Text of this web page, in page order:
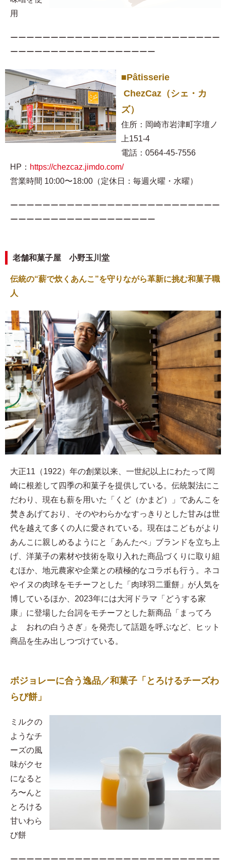
用​
ーーーーーーーーーーーーーーーーーーーーーーーーーー
ーーーーーーーーーーーーーーーーーー
■Pâtisserie
ChezCaz（シェ・カ
ズ）
住所：岡崎市岩津町字壇ノ
上151-4
電話：0564-45-7556
HP： https://chezcaz.jimdo.com/
営業時間 10:00〜18:00（定休日：毎週火曜・水曜）
ーーーーーーーーーーーーーーーーーーーーーーーーーー
ーーーーーーーーーーーーーーーーーー
老舗和菓子屋 小野玉川堂
伝統の“薪で炊くあんこ”を守りながら革新に挑む和菓子職
人
大正11（1922）年の創業以来、一世紀以上にわたって岡
崎に根差して四季の和菓子を提供している。伝統製法にこ
だわり、現在も薪を用いた「くど（かまど）」であんこを
焚きあげており、そのやわらかなすっきりとした甘みは世
代を越えて多くの人に愛されている。現在はこどもがより
あんこに親しめるようにと「あんたべ」ブランドを立ち上
げ、洋菓子の素材や技術を取り入れた商品づくりに取り組
むほか、地元農家や企業との積極的なコラボも行う。ネコ
やイヌの肉球をモチーフとした「肉球羽二重餅」が人気を
博しているほか、2023年には大河ドラマ「どうする家
康」に登場した台詞をモチーフとした新商品「まってろ
よ おれの白うさぎ」を発売して話題を呼ぶなど、ヒット
商品を生み出しつづけている。
ボジョレーに合う逸品／和菓子「とろけるチーズわ
らび餅」
​ミルクの
ようなチ
ーズの風
味がクセ
になると
ろ〜んと
とろける
甘いわら
び餅